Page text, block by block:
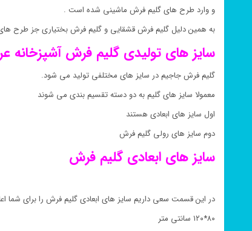
و وارد طرح های گلیم فرش ماشینی شده است .
به همین دلیل گلیم فرش قشقایی و گلیم فرش بختیاری جز طرح
سایز های تولیدی گلیم فرشآشپزخانه
گلیم فرش جاجیم در سایز های مختلفی تولید می شود.
معمولا سایز های گلیم به دو دسته تقسیم بندی می شوند
اول سایز های ابعادی هستند
دوم سایز های رولی گلیم فرش
سایز های ابعادی گلیم فرش
در این قسمت سعی داریم سایز های ابعادی گلیم فرش را برای شما
۸۰*۱۲۰ سانتی متر